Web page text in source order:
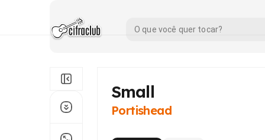
Small
Portishead